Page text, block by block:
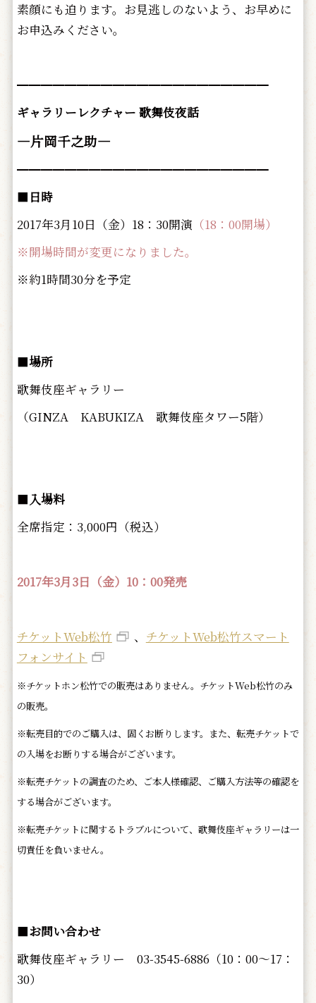
素顔にも迫ります。お見逃しのないよう、お早めに
お申込みください。
━━━━━━━━━━━━━━━━━━━━━
ギャラリーレクチャー 歌舞伎夜話
―片岡千之助―
━━━━━━━━━━━━━━━━━━━━━
■ 日時
2017年3月10日（金）18：30開演 （18：00開場）
※開場時間が変更になりました。
※約1時間30分を予定
■場所
歌舞伎座ギャラリー
（GINZA KABUKIZA 歌舞伎座タワー5階）
■ 入場料
全席指定：3,000円（税込）
2017年3月3日（金）10：00発売
チケットWeb松竹 、 チケットWeb松竹スマート
フォンサイト
※チケットホン松竹での販売はありません。チケットWeb松竹のみ
の販売。
※転売目的でのご購入は、固くお断りします。また、転売チケットで
の入場をお断りする場合がございます。
※転売チケットの調査のため、ご本人様確認、ご購入方法等の確認を
する場合がございます。
※転売チケットに関するトラブルについて、歌舞伎座ギャラリーは一
切責任を負いません。
■お問い合わせ
歌舞伎座ギャラリー 03-3545-6886（10：00～17：
30）